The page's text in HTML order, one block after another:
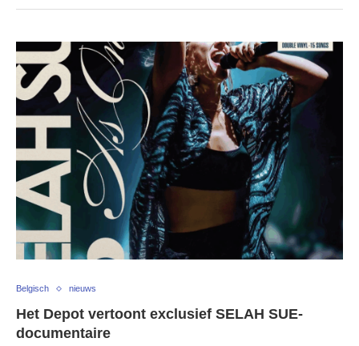
Belgisch nieuws
Het Depot vertoont exclusief SELAH SUE-
documentaire